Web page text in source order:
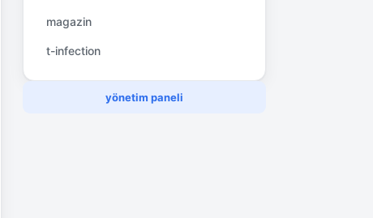
magazin
t-infection
yönetim paneli